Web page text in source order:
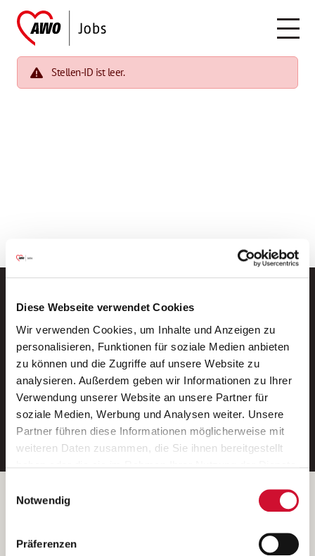
Diese Webseite verwendet Cookies
Wir verwenden Cookies, um Inhalte und Anzeigen zu
personalisieren, Funktionen für soziale Medien anbieten
zu können und die Zugriffe auf unsere Website zu
analysieren. Außerdem geben wir Informationen zu Ihrer
Verwendung unserer Website an unsere Partner für
soziale Medien, Werbung und Analysen weiter. Unsere
Partner führen diese Informationen möglicherweise mit
weiteren Daten zusammen, die Sie ihnen bereitgestellt
Wenn Sie auf „Cookies zulassen“ klicken, so stimmen
Sie der Speicherung sämtlicher Cookies zu. Sie können
Ihre Einwilligung selbstverständlich jederzeit widerrufen,
indem Sie die Cookie-Einstellungen aufrufen und diese
Notwendig
Präferenzen
Stellen-ID ist leer.
Neue Stellen per E-Mail.
Ein kostenloser Service von AWO
Jobs.
E-Mail-Adresse eintragen
Betreiber der Webseite
Kantstraße 45a